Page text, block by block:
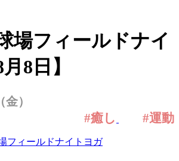
場フィールドナイ
8日】
）
#癒し #運動